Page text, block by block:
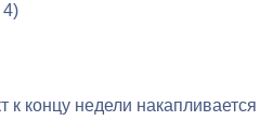
концу недели